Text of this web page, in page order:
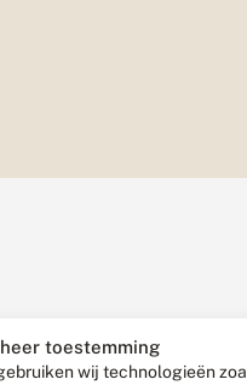
toestemming
wij technologieën